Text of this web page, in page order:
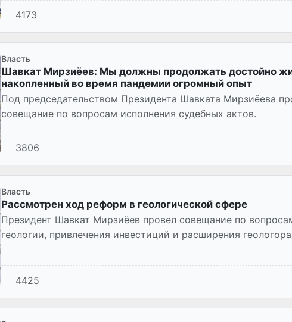
4173
Власть
Шавкат Мирзиёев: Мы должны продолжать достойно
накопленный во время пандемии огромный опыт
Под председательством Президента Шавката Мирзиёева
совещание по вопросам исполнения судебных актов.
3806
Власть
Рассмотрен ход реформ в геологической сфере
Президент Шавкат Мирзиёев провел совещание по
геологии, привлечения инвестиций и расширения
4425